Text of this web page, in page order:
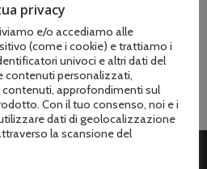
privacy
e/o accediamo alle
(come i cookie) e trattiamo i
univoci e altri dati del
contenuti personalizzati,
approfondimenti sul
Con il tuo consenso, noi e i
dati di geolocalizzazione
la scansione del